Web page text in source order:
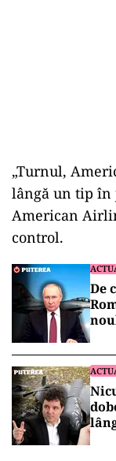
„Turnul,
lângă un tip în
American
control.
De